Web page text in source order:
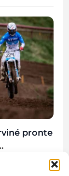
pronte